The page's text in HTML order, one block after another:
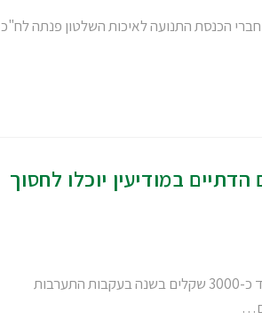
הכנסת התנועה לאיכות השלטון פנתה לח"כ
במודיעין יוכלו לחסוך
בעקבות פעילות התנועה לאיכות השלטון: תלמידי התיכונים הדתיים במודיעין יוכלו לחסוך עד כ-3000 שקלים בשנה בעקבות התערבות